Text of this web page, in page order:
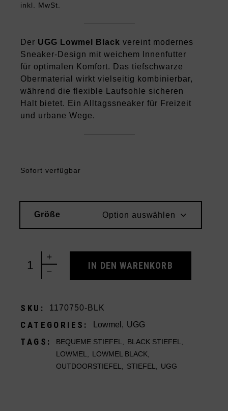
inkl. MwSt.
Der UGG Lowmel Black vereint modernes
Sneaker-Design mit weichem Innenfutter
für optimalen Komfort. Das tiefschwarze
Obermaterial wirkt vielseitig kombinierbar,
während die flexible Laufsohle sicheren
Halt bietet. Ein Alltagssneaker für Freizeit
und urbane Wege.
Sofort verfügbar
Größe Option auswählen
UGG Lowmel Black quantity
IN DEN WARENKORB
SKU: 1170750-BLK
CATEGORIES: Lowmel , UGG
TAGS: BEQUEME STIEFEL BLACK STIEFEL
LOWMEL
LOWMEL BLACK
OUTDOORSTIEFEL
STIEFEL UGG